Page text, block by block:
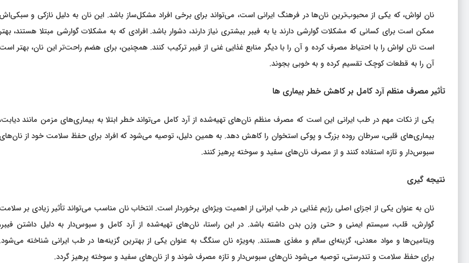
نان لواش، که یکی از محبوب‌ترین نان‌ها در فرهنگ ایرانی است، می‌تواند برای برخی افراد مشکل‌ساز باشد. این نان به دلیل نازکی و سبکی‌اش
ممکن است برای کسانی که مشکلات گوارشی دارند یا به فیبر بیشتری نیاز دارند، دشوار باشد. افرادی که به مشکلات گوارشی مبتلا هستند،
است نان لواش را با احتیاط مصرف کرده و آن را با دیگر منابع غذایی غنی از فیبر ترکیب کنند. همچنین، برای هضم راحت‌تر این نان، بهتر است
آن را به قطعات کوچک تقسیم کرده و به خوبی بجوند.
تأثیر مصرف منظم آرد کامل بر کاهش خطر بیماری‌ ها
یکی از نکات مهم در طب ایرانی این است که مصرف منظم نان‌های تهیه‌شده از آرد کامل می‌تواند خطر ابتلا به بیماری‌های مزمن مانند دیابت،
بیماری‌های قلبی، سرطان روده بزرگ و پوکی استخوان را کاهش دهد. به همین دلیل، توصیه می‌شود که افراد برای حفظ سلامت خود از نان‌های
سبوس‌دار و تازه استفاده کنند و از مصرف نان‌های سفید و سوخته پرهیز کنند.
نتیجه‌ گیری
نان به عنوان یکی از اجزای اصلی رژیم غذایی در طب ایرانی از اهمیت ویژه‌ای برخوردار است. انتخاب نان مناسب می‌تواند تأثیر زیادی بر سلامت
گوارش، قلب، سیستم ایمنی و حتی وزن بدن داشته باشد. در این راستا، نان‌های تهیه‌شده از آرد کامل و سبوس‌دار به دلیل داشتن فیبر،
ویتامین‌ها و مواد معدنی، گزینه‌ای سالم و مغذی هستند. به‌ویژه نان سنگگ به عنوان یکی از بهترین گزینه‌ها در طب ایرانی شناخته می‌شود.
برای حفظ سلامت و تندرستی، توصیه می‌شود نان‌های سبوس‌دار و تازه مصرف شوند و از نان‌های سفید و سوخته پرهیز گردد.